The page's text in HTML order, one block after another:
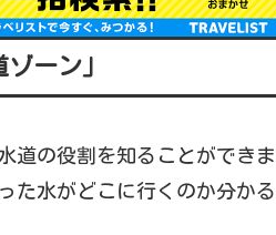
ーン」
道の役割を知ることがで
た水がどこに行くのか分か